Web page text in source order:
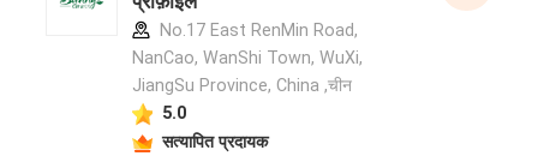
No.17 East RenMin Road,
NanCao, WanShi Town, WuXi,
JiangSu Province, China ,चीन
5.0
सत्यापित प्रदायक